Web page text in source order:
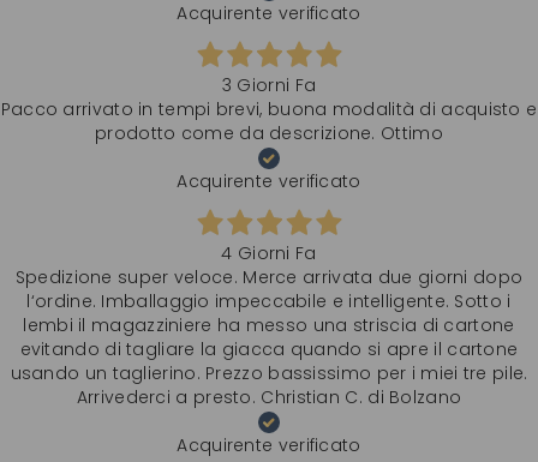
Acquirente verificato
3 Giorni Fa
Pacco arrivato in tempi brevi, buona modalità di acquisto e
prodotto come da descrizione. Ottimo
Acquirente verificato
4 Giorni Fa
Spedizione super veloce. Merce arrivata due giorni dopo
l‘ordine. Imballaggio impeccabile e intelligente. Sotto i
lembi il magazziniere ha messo una striscia di cartone
evitando di tagliare la giacca quando si apre il cartone
usando un taglierino. Prezzo bassissimo per i miei tre pile.
Arrivederci a presto. Christian C. di Bolzano
Acquirente verificato